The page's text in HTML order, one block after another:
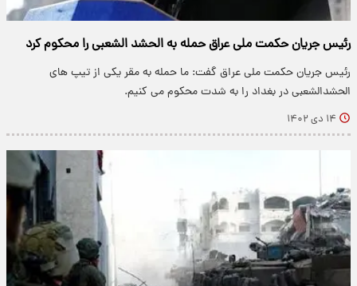
رئیس جریان حکمت ملی عراق حمله به الحشد الشعبی را محکوم کرد
رئیس جریان حکمت ملی عراق گفت: ما حمله به مقر یکی از تیپ های
الحشدالشعبی در بغداد را به شدت محکوم می کنیم.
۱۴ دی ۱۴۰۲